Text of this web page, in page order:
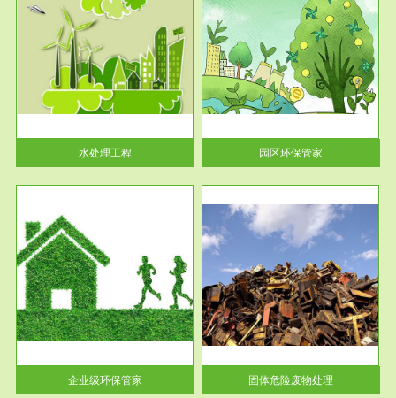
水处理工程
服务范围
园区环保管家
2016 年 4 月，环保部下发《关
于积极发挥环境保护作用促进供
给侧结...
园区环保管家
企业级环保管家
服务范围
固体危险废物处理
固体废物解释：固体废物是指人
们在生产建设、日常生活和其他
活动中...
固体危险废物处理